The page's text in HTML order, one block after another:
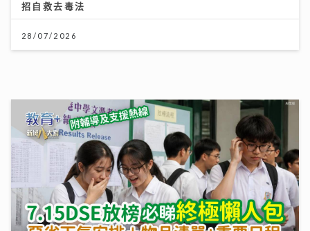
DSE放榜2026終極懶人包｜惡劣天氣安排＋物品清單
+重要日程
14/07/2026